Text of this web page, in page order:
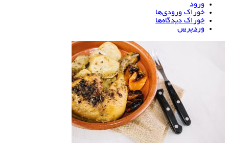
ورود
خوراک ورودی‌ها
خوراک دیدگاه‌ها
وردپرس